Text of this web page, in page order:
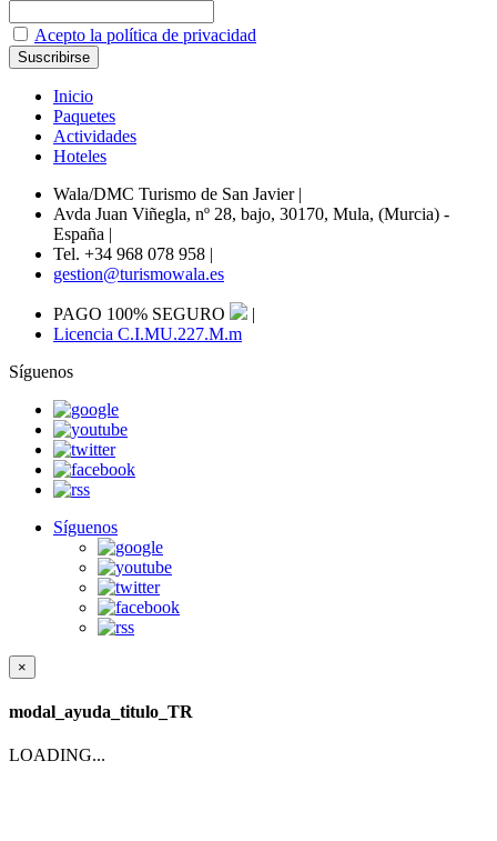
Acepto la política de privacidad
Inicio
Paquetes
Actividades
Hoteles
Wala/DMC Turismo de San Javier |
Avda Juan Viñegla, nº 28, bajo, 30170, Mula, (Murcia) -
España |
Tel. +34 968 078 958 |
gestion@turismowala.es
PAGO 100% SEGURO
|
Licencia C.I.MU.227.M.m
Síguenos
Síguenos
×
modal_ayuda_titulo_TR
LOADING...